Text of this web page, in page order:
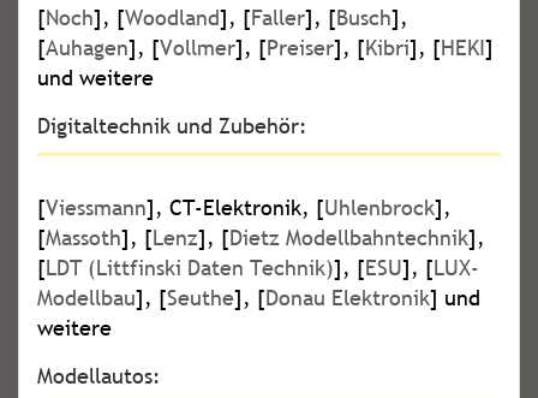
[Noch], [Woodland], [Faller], [Busch],
[Auhagen], [Vollmer], [Preiser], [Kibri], [HEKI]
und weitere
Digitaltechnik und Zubehör:
[Viessmann], CT-Elektronik, [Uhlenbrock],
[Massoth], [Lenz], [Dietz Modellbahntechnik],
[LDT (Littfinski Daten Technik)], [ESU], [LUX-
Modellbau], [Seuthe], [Donau Elektronik] und
weitere
Modellautos: